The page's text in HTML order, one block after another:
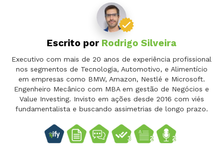
Escrito por Rodrigo Silveira
Executivo com mais de 20 anos de experiência profissional
nos segmentos de Tecnologia, Automotivo, e Alimentício
em empresas como BMW, Amazon, Nestlé e Microsoft.
Engenheiro Mecânico com MBA em gestão de Negócios e
Value Investing. Invisto em ações desde 2016 com viés
fundamentalista e buscando assimetrias de longo prazo.